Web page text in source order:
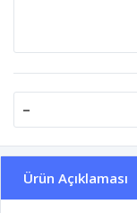
-
Ürün Açıklaması